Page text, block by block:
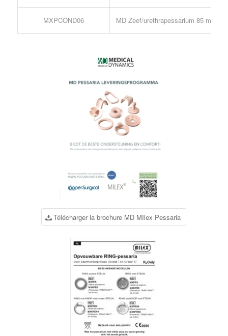
MXPCOND06 MD Zeef/urethrapessarium 85 mm
Télécharger la brochure MD MIlex Pessaria